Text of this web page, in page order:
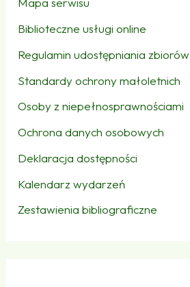
Biblioteczne usługi online
Regulamin udostępniania zbiorów
Standardy ochrony małoletnich
Osoby z niepełnosprawnościami
Ochrona danych osobowych
Deklaracja dostępności
Kalendarz wydarzeń
Zestawienia bibliograficzne